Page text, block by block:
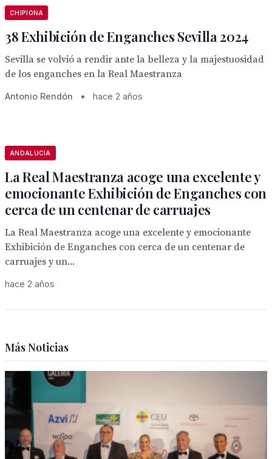
CHIPIONA
38 Exhibición de Enganches Sevilla 2024
Sevilla se volvió a rendir ante la belleza y la majestuosidad
de los enganches en la Real Maestranza
Antonio Rendón • hace 2 años
ANDALUCÍA
La Real Maestranza acoge una excelente y
emocionante Exhibición de Enganches con
cerca de un centenar de carruajes
La Real Maestranza acoge una excelente y emocionante
Exhibición de Enganches con cerca de un centenar de
carruajes y un...
hace 2 años
Más Noticias